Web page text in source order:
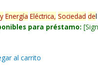
y Energía Eléctrica, Sociedad de
para préstamo:
al carrito